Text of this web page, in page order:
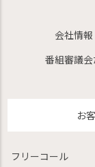
会社情報
番組審議会
お
フリーコール